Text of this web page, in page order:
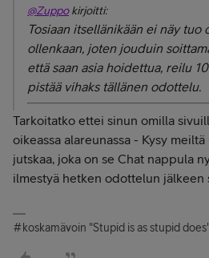
@Zuppokirjoitti:
Tosiaan itsellänikään ei näy tuo
ollenkaan, joten jouduin
että saan asia hoidettua, reilu
pistää vihaks tällänen odottelu.
Tarkoitatko ettei sinun omilla
oikeassa alareunassa - Kysy
jutskaa, joka on se Chat nappula
ilmestyä hetken odottelun jälkeen
#koskamävoin "Stupid is as stupid